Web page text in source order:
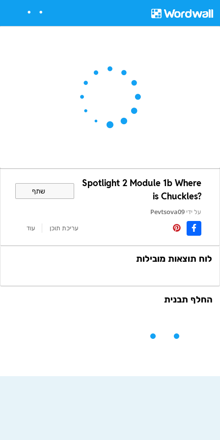
Spotlight 2 Module 1b Where
is Chuckles?
שתף
על ידי Pevtsova09
עריכת תוכן
עוד
לוח תוצאות מובילות
החלף תבנית